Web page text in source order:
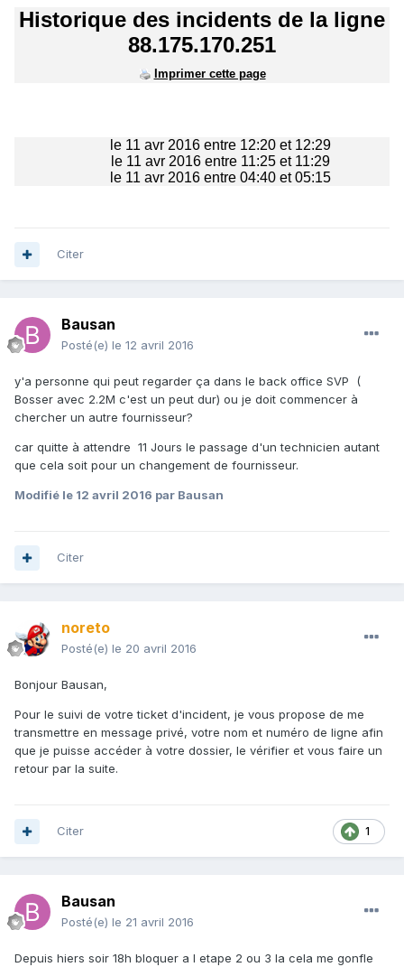
Historique des incidents de la ligne
88.175.170.251
Imprimer cette page
le 11 avr 2016 entre 12:20 et 12:29
le 11 avr 2016 entre 11:25 et 11:29
le 11 avr 2016 entre 04:40 et 05:15
Citer
Bausan
Posté(e) le 12 avril 2016
y'a personne qui peut regarder ça dans le back office SVP (
Bosser avec 2.2M c'est un peut dur) ou je doit commencer à
chercher un autre fournisseur?
car quitte à attendre 11 Jours le passage d'un technicien autant
que cela soit pour un changement de fournisseur.
Modifié le 12 avril 2016 par Bausan
Citer
noreto
Posté(e) le 20 avril 2016
Bonjour Bausan,
Pour le suivi de votre ticket d'incident, je vous propose de me
transmettre en message privé, votre nom et numéro de ligne afin
que je puisse accéder à votre dossier, le vérifier et vous faire un
retour par la suite.
1
Citer
Bausan
Posté(e) le 21 avril 2016
Depuis hiers soir 18h bloquer a l etape 2 ou 3 la cela me gonfle